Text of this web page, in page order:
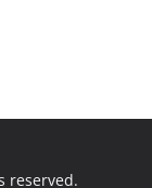
reserved.